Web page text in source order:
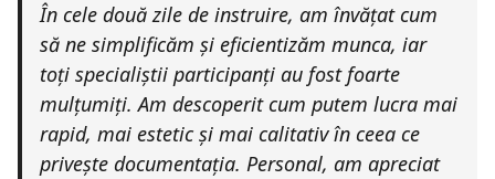
În cele două zile de instruire, am învățat cum
să ne simplificăm și eficientizăm munca, iar
toți specialiștii participanți au fost foarte
mulțumiți. Am descoperit cum putem lucra mai
rapid, mai estetic și mai calitativ în ceea ce
privește documentația. Personal, am apreciat